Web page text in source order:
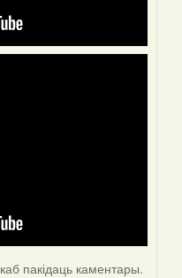
каб пакідаць каментары.